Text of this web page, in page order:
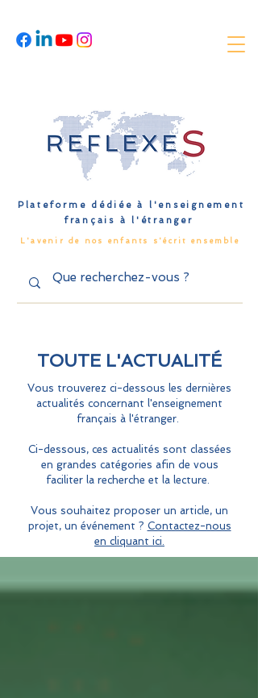
Plateforme dédiée à l'enseignement
français à l'étranger
L'avenir de nos enfants s'écrit ensemble
TOUTE L'ACTUALITÉ
Vous trouverez ci-dessous les dernières
actualités concernant l'enseignement
français à l'étranger.
Ci-dessous, ces actualités sont classées
en grandes catégories afin de vous
faciliter la recherche et la lecture.
Vous souhaitez proposer un article, un
projet, un événement ? Contactez-nous
en cliquant ici.